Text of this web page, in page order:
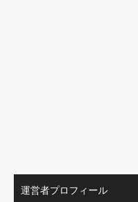
運営者プロフィール